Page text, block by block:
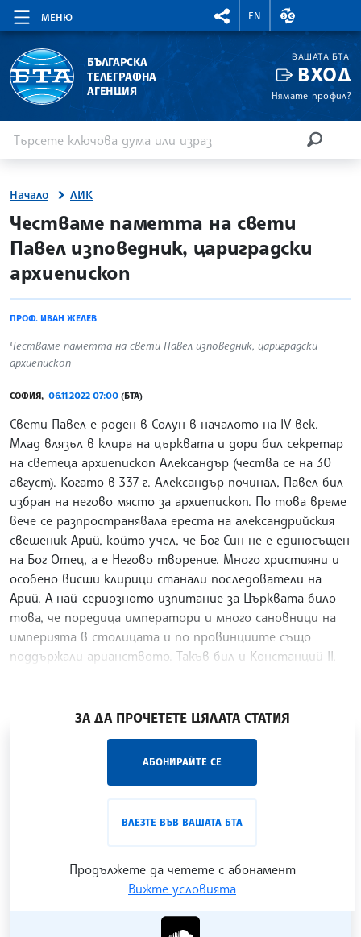
МЕНЮ
RIGHTMENU.SOCIAL
EN
ВАЛУТНИ
БЪЛГАРСКА
ТЕЛЕГРАФНА
АГЕНЦИЯ
ВАШАТА БТА
ВХОД
Нямате профил?
Начало ЛИК
site.bta
Честваме паметта на свети
Павел изповедник, цариградски
архиепископ
ПРОФ. ИВАН ЖЕЛЕВ
Честваме паметта на свети Павел изповедник, цариградски
архиепископ
СОФИЯ, 06.11.2022 07:00 (БТА)
Свети Павел е роден в Солун в началото на IV век.
Млад влязъл в клира на църквата и дори бил секретар
на светеца архиепископ Александър (чества се на 30
август). Когато в 337 г. Александър починал, Павел бил
избран на негово място за архиепископ. По това време
вече се разпространявала ереста на александрийския
свещеник Арий, който учел, че Бог Син не е единосъщен
на Бог Отец, а е Негово творение. Много християни и
особено висши клирици станали последователи на
Арий. А най-сериозното изпитание за Църквата било
това, че поредица императори и много сановници на
империята в столицата и по провинциите също
поддържали арианството. Такъв бил и Констанций II,
ЗА ДА ПРОЧЕТЕТЕ ЦЯЛАТА СТАТИЯ
АБОНИРАЙТЕ СЕ
ВЛЕЗТЕ ВЪВ ВАШАТА БТА
Продължете да четете с абонамент
Вижте условията
„Час ЛИК“ на БТА е мястото за срещи отблизо с
Гледайте ни в YouTube